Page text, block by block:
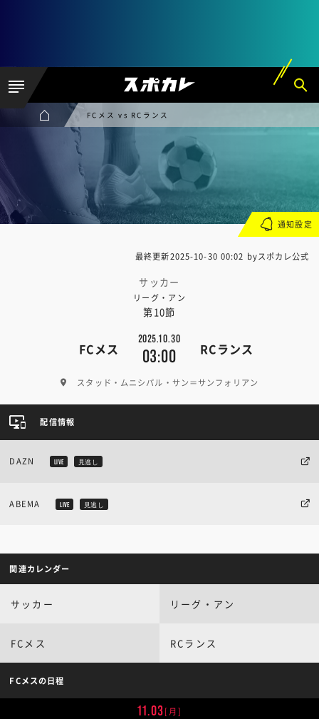
FCメス vs RCランス
最終更新2025-10-30 00:02 byスポカレ公式
サッカー
リーグ・アン
第10節
FCメス
2025.10.30
03:00 RCランス
スタッド・ムニシパル・サン＝サンフォリアン
通知設定
配信情報
DAZN LIVE 見逃し
ABEMA LIVE 見逃し
関連カレンダー
サッカー リーグ・アン
FCメス RCランス
FCメスの日程
11.03[月]